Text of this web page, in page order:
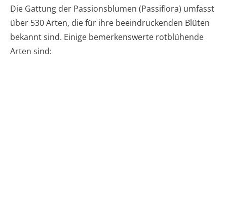
Die Gattung der Passionsblumen (Passiflora) umfasst
über 530 Arten, die für ihre beeindruckenden Blüten
bekannt sind. Einige bemerkenswerte rotblühende
Arten sind: